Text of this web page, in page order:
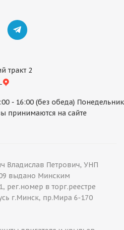
тракт 2
- 16:00 (без обеда) Понедельник
принимаются на сайте
Владислав Петрович, УНП
выдано Минским
рег.номер в торг.реестре
г.Минск, пр.Мира 6-170